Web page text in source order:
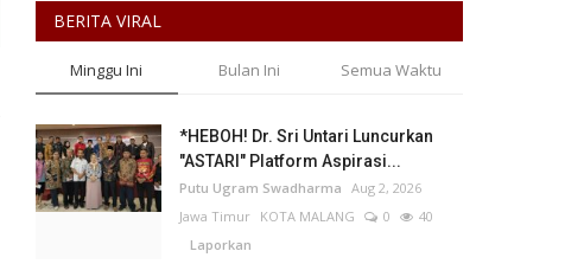
BERITA VIRAL
Minggu Ini Bulan Ini Semua Waktu
*HEBOH! Dr. Sri Untari Luncurkan
"ASTARI" Platform Aspirasi...
Putu Ugram Swadharma Aug 2, 2026
Jawa Timur KOTA MALANG 0
40
Laporkan